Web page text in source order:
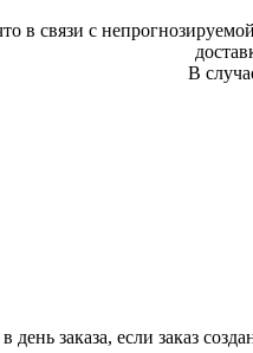
в связи с
В
заказа, если заказ